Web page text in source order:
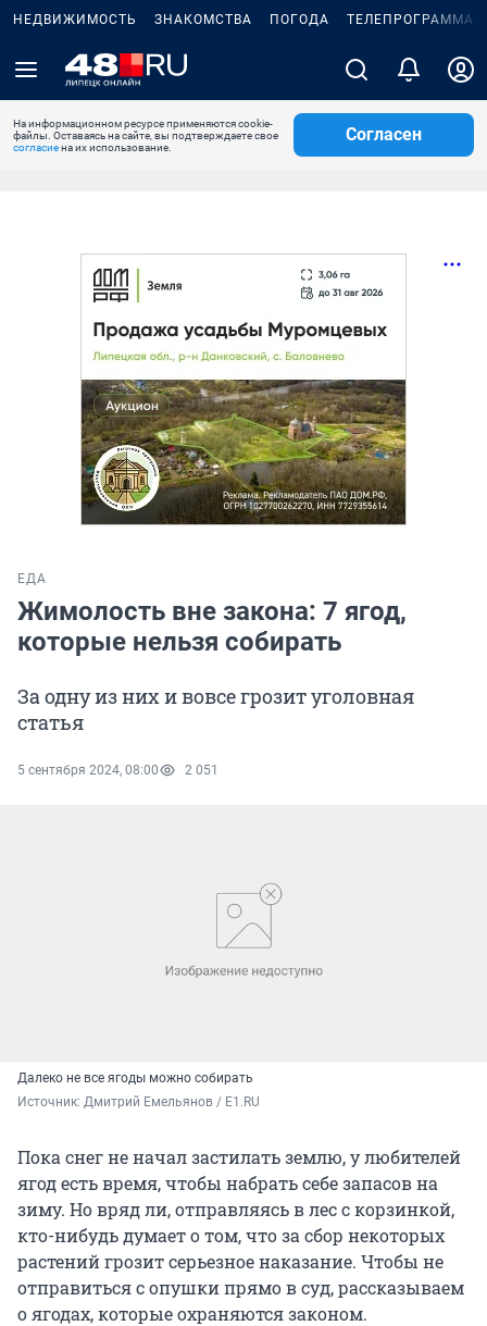
НЕДВИЖИМОСТЬ ЗНАКОМСТВА ПОГОДА ТЕЛЕПРОГРАММА
На информационном ресурсе применяются cookie-
файлы. Оставаясь на сайте, вы подтверждаете свое
согласиена их использование.
Согласен
ЕДА
Жимолость вне закона: 7 ягод,
которые нельзя собирать
За одну из них и вовсе грозит уголовная
статья
5 сентября 2024, 08:00 2 051
Далеко не все ягоды можно собирать
Источник: Дмитрий Емельянов / E1.RU
Пока снег не начал застилать землю, у любителей
ягод есть время, чтобы набрать себе запасов на
зиму. Но вряд ли, отправляясь в лес с корзинкой,
кто-нибудь думает о том, что за сбор некоторых
растений грозит серьезное наказание. Чтобы не
отправиться с опушки прямо в суд, рассказываем
о ягодах, которые охраняются законом.